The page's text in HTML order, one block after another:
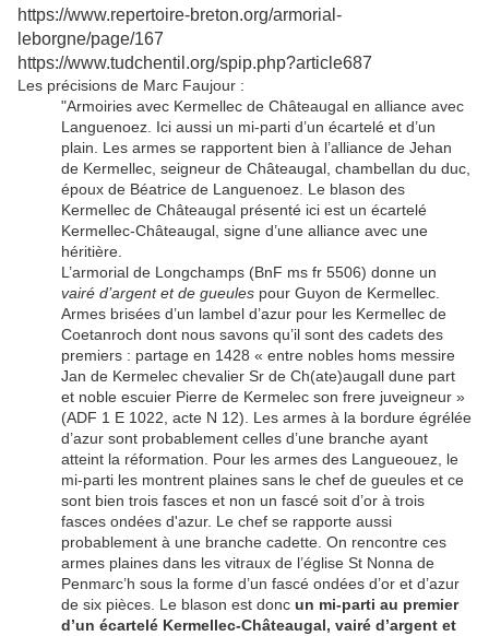
https://www.repertoire-breton.org/armorial-
leborgne/page/167
https://www.tudchentil.org/spip.php?article687
Les précisions de Marc Faujour :
"Armoiries avec Kermellec de Châteaugal en alliance avec
Languenoez. Ici aussi un mi-parti d’un écartelé et d’un
plain. Les armes se rapportent bien à l’alliance de Jehan
de Kermellec, seigneur de Châteaugal, chambellan du duc,
époux de Béatrice de Languenoez. Le blason des
Kermellec de Châteaugal présenté ici est un écartelé
Kermellec-Châteaugal, signe d’une alliance avec une
héritière.
L’armorial de Longchamps (BnF ms fr 5506) donne un
vairé d’argent et de gueules pour Guyon de Kermellec.
Armes brisées d’un lambel d’azur pour les Kermellec de
Coetanroch dont nous savons qu’il sont des cadets des
premiers : partage en 1428 « entre nobles homs messire
Jan de Kermelec chevalier Sr de Ch(ate)augall dune part
et noble escuier Pierre de Kermelec son frere juveigneur »
(ADF 1 E 1022, acte N 12). Les armes à la bordure égrélée
d’azur sont probablement celles d’une branche ayant
atteint la réformation. Pour les armes des Langueouez, le
mi-parti les montrent plaines sans le chef de gueules et ce
sont bien trois fasces et non un fascé soit d’or à trois
fasces ondées d'azur. Le chef se rapporte aussi
probablement à une branche cadette. On rencontre ces
armes plaines dans les vitraux de l’église St Nonna de
Penmarc’h sous la forme d’un fascé ondées d’or et d’azur
de six pièces. Le blason est donc un mi-parti au premier
d’un écartelé Kermellec-Châteaugal, vairé d’argent et